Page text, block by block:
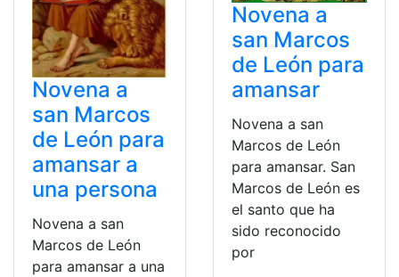
Novena a
san Marcos
de León para
amansar a
una persona
Novena a san
Marcos de León
para amansar a una
Novena a
san Marcos
de León para
amansar
Novena a san
Marcos de León
para amansar. San
Marcos de León es
el santo que ha
sido reconocido
por